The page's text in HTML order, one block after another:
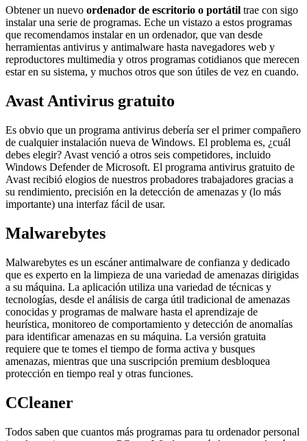
Obtener un nuevo ordenador de escritorio o portátil trae con sigo
instalar una serie de programas. Eche un vistazo a estos programas
que recomendamos instalar en un ordenador, que van desde
herramientas antivirus y antimalware hasta navegadores web y
reproductores multimedia y otros programas cotidianos que merecen
estar en su sistema, y ​​muchos otros que son útiles de vez en cuando.
Avast Antivirus gratuito
Es obvio que un programa antivirus debería ser el primer compañero
de cualquier instalación nueva de Windows. El problema es, ¿cuál
debes elegir? Avast venció a otros seis competidores, incluido
Windows Defender de Microsoft. El programa antivirus gratuito de
Avast recibió elogios de nuestros probadores trabajadores gracias a
su rendimiento, precisión en la detección de amenazas y (lo más
importante) una interfaz fácil de usar.
Malwarebytes
Malwarebytes es un escáner antimalware de confianza y dedicado
que es experto en la limpieza de una variedad de amenazas dirigidas
a su máquina. La aplicación utiliza una variedad de técnicas y
tecnologías, desde el análisis de carga útil tradicional de amenazas
conocidas y programas de malware hasta el aprendizaje de
heurística, monitoreo de comportamiento y detección de anomalías
para identificar amenazas en su máquina. La versión gratuita
requiere que te tomes el tiempo de forma activa y busques
amenazas, mientras que una suscripción premium desbloquea
protección en tiempo real y otras funciones.
CCleaner
Todos saben que cuantos más programas para tu ordenador personal